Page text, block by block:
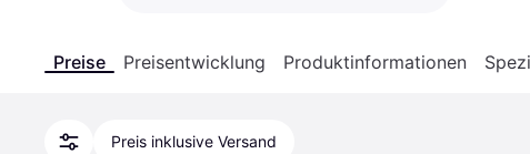
Preise Preisentwicklung Produktinformationen
Preis inklusive Versand